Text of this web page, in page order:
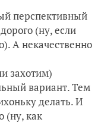
перспективный
(ну, если
А некачественно
захотим)
вариант. Тем
делать. И
(ну, как